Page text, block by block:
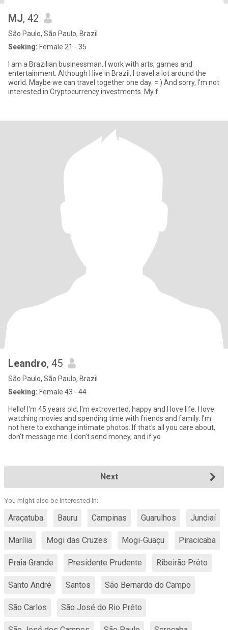
MJ, 42
São Paulo, São Paulo, Brazil
Seeking: Female 21 - 35
I am a Brazilian businessman. I work with arts, games and
entertainment. Although I live in Brazil, I travel a lot around the
world. Maybe we can travel together one day. = ) And sorry, I'm not
interested in Cryptocurrency investments. My f
Leandro, 45
São Paulo, São Paulo, Brazil
Seeking: Female 43 - 44
Hello! I'm 45 years old, I'm extroverted, happy and I love life. I love
watching movies and spending time with friends and family. I'm
not here to exchange intimate photos. If that's all you care about,
don't message me. I don't send money, and if yo
Next
You might also be interested in:
Araçatuba Bauru Campinas Guarulhos Jundiaí
Marília Mogi das Cruzes Mogi-Guaçu Piracicaba
Praia Grande Presidente Prudente Ribeirão Prêto
Santo André Santos São Bernardo do Campo
São Carlos São José do Rio Prêto